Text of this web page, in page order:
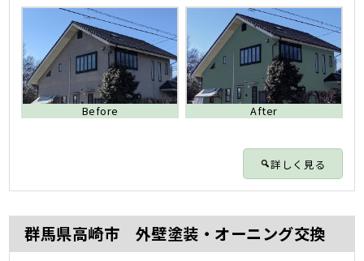
Before After
詳しく見る
群馬県高崎市 外壁塗装・オーニング交換